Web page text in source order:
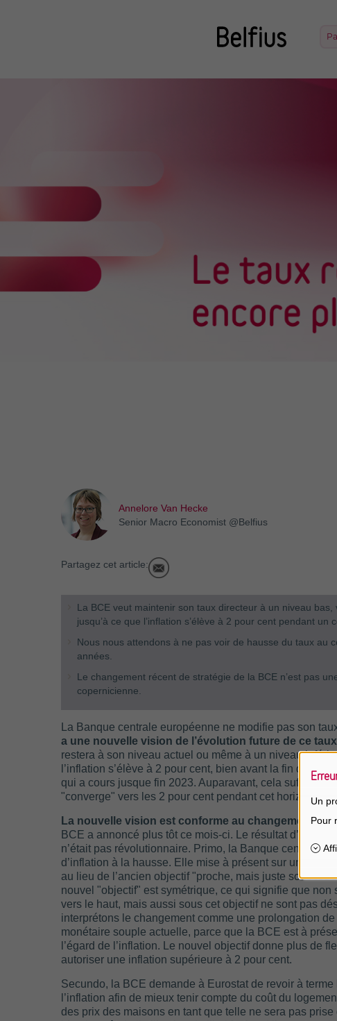
Annelore Van Hecke
Senior Macro Economist @Belfius
Partagez cet article:
La BCE veut maintenir son taux directeur à un niveau bas,
jusqu’à ce que l’inflation s’élève à 2 pour cent pendant un
Nous nous attendons à ne pas voir de hausse du taux au
années.
Le changement récent de stratégie de la BCE n’est pas
copernicienne.
La Banque centrale européenne ne modifie pas son
a une nouvelle vision de l’évolution future de ce
restera à son niveau actuel ou même à un niveau
l’inflation s’élève à 2 pour cent, bien avant la fin de la
qui a cours jusque fin 2023. Auparavant, cela suffisait
"converge" vers les 2 pour cent pendant cet horizon.
La nouvelle vision est conforme au changement de
BCE a annoncé plus tôt ce mois-ci. Le résultat d’une
n’était pas révolutionnaire. Primo, la Banque centrale
d’inflation à la hausse. Elle mise à présent sur une
au lieu de l’ancien objectif "proche, mais juste sous les
nouvel "objectif" est symétrique, ce qui signifie que non
vers le haut, mais aussi sous cet objectif ne sont pas
interprétons le changement comme une prolongation
monétaire souple actuelle, parce que la BCE est à
l’égard de l’inflation. Le nouvel objectif donne plus de
autoriser une inflation supérieure à 2 pour cent.
Secundo, la BCE demande à Eurostat de revoir à terme
l’inflation afin de mieux tenir compte du coût du
des prix des maisons en tant que telle ne sera pas prise
Un